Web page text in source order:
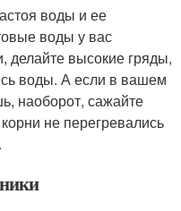
воды и ее
воды у вас
делайте высокие гряды,
воды. А если в вашем
наоборот, сажайте
не перегревались